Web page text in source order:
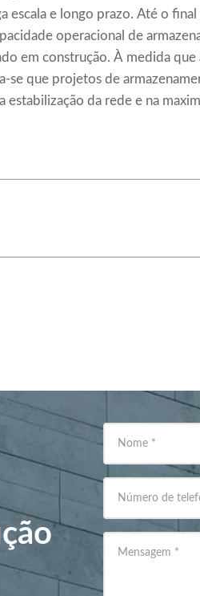
escala e longo prazo. Até o
operacional de
em construção. À medida que
se que projetos de
da rede e na
Nome *
Número de
Mensagem *